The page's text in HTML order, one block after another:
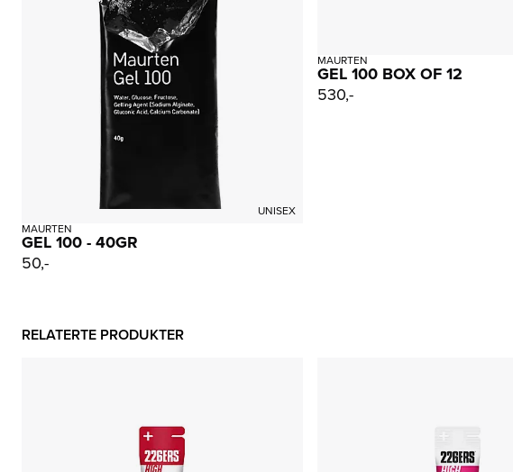
UNISEX
MAURTEN
GEL 100 - 40GR
50,-
MAURTEN
GEL 100 BOX OF 12
530,-
RELATERTE PRODUKTER